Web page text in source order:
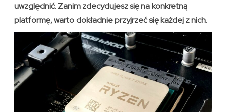
uwzględnić. Zanim zdecydujesz się na konkretną
platformę, warto dokładnie przyjrzeć się każdej z nich.